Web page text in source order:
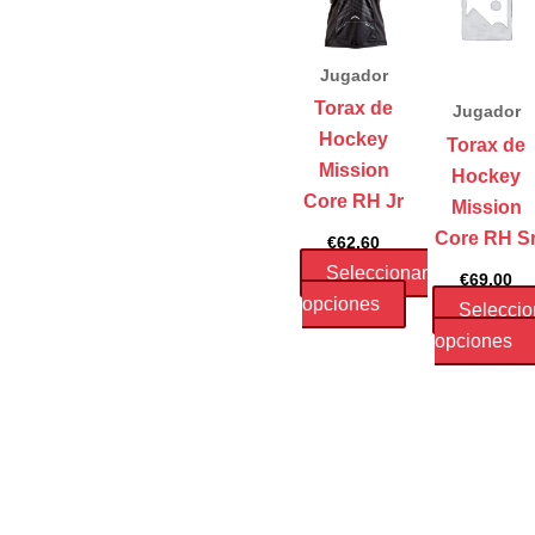
Jugador
Torax de
Hockey
Mission
Core RH Jr
€62.60
Seleccionar
opciones
Este
producto
tiene
Jugador
Torax de
Hockey
Mission
Core RH
€69.00
opciones